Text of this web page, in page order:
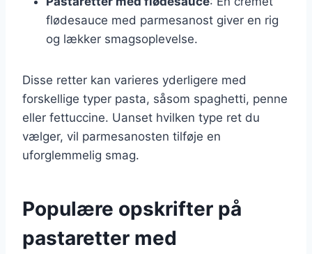
flødesauce med parmesanost giver en rig
og lækker smagsoplevelse.
Disse retter kan varieres yderligere med
forskellige typer pasta, såsom spaghetti, penne
eller fettuccine. Uanset hvilken type ret du
vælger, vil parmesanosten tilføje en
uforglemmelig smag.
Populære opskrifter på
pastaretter med